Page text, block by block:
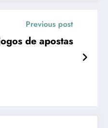
Previous post
de apostas